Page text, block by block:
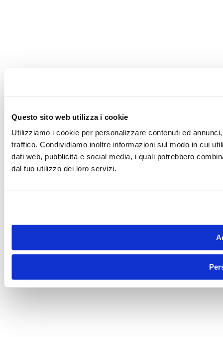
Questo sito web utilizza i cookie
Utilizziamo i cookie per personalizzare contenuti ed
traffico. Condividiamo inoltre informazioni sul modo in cui
dati web, pubblicità e social media, i quali potrebbero
dal tuo utilizzo dei loro servizi.